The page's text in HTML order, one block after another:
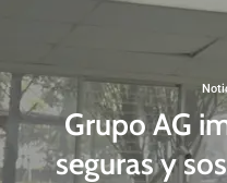
Grupo AG
seguras y